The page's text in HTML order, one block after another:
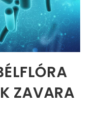
ZAVARA